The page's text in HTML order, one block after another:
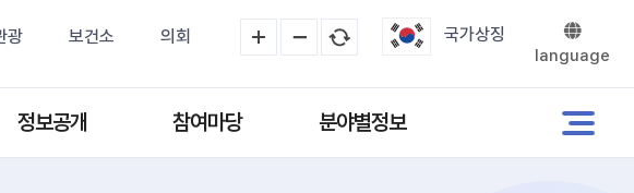
광 보건소 의회 국가상징
language
정보공개 참여마당 분야별정보